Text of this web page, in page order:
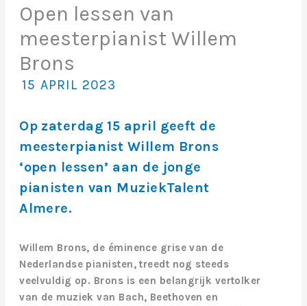
Open lessen van
meesterpianist Willem
Brons
15 APRIL 2023
Op zaterdag 15 april geeft de
meesterpianist Willem Brons
‘open lessen’ aan de jonge
pianisten van MuziekTalent
Almere.
Willem Brons, de éminence grise van de
Nederlandse pianisten, treedt nog steeds
veelvuldig op. Brons is een belangrijk vertolker
van de muziek van Bach, Beethoven en